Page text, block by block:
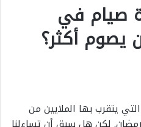
صيام في
يتقرب بها الملايين من